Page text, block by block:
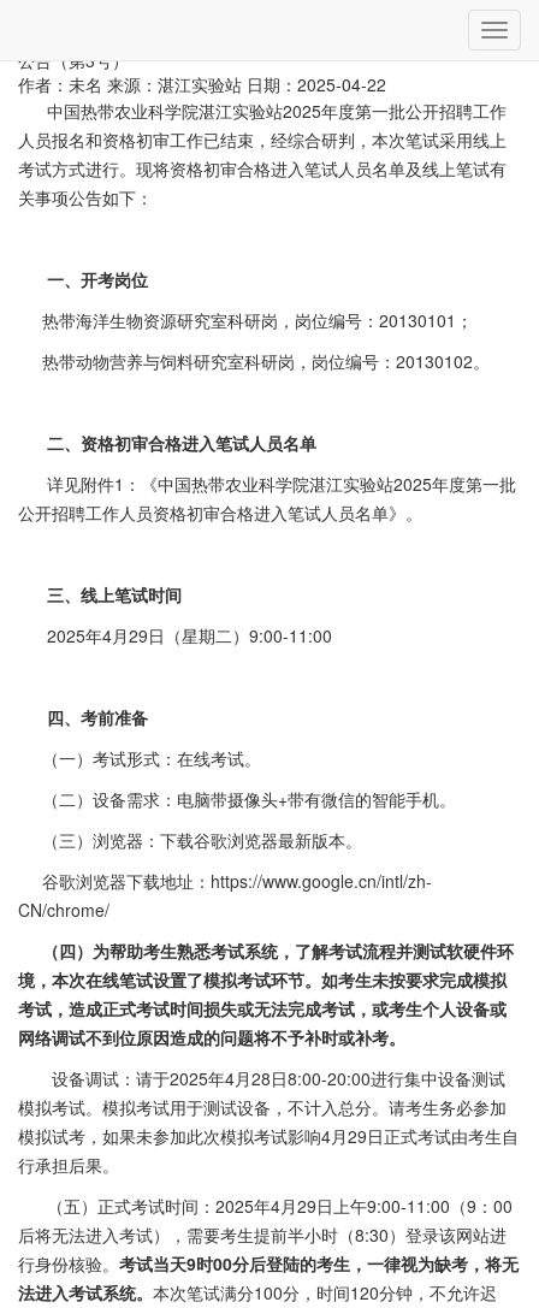
切
换
航
中国热带农业科学院湛江实验站2025年度第一批公开招聘工作人员
公告（第3号）
作者：未名 来源：湛江实验站 日期：2025-04-22
中国热带农业科学院湛江实验站2025年度第一批公开招聘工作
人员报名和资格初审工作已结束，经综合研判，本次笔试采用线上
考试方式进行。现将资格初审合格进入笔试人员名单及线上笔试有
关事项公告如下：
一、开考岗位
热带海洋生物资源研究室科研岗，岗位编号：20130101；
热带动物营养与饲料研究室科研岗，岗位编号：20130102。
二、资格初审合格进入笔试人员名单
详见附件1：《中国热带农业科学院湛江实验站2025年度第一批
公开招聘工作人员资格初审合格进入笔试人员名单》。
三、线上笔试时间
2025年4月29日（星期二）9:00-11:00
四、考前准备
（一）考试形式：在线考试。
（二）设备需求：电脑带摄像头+带有微信的智能手机。
（三）浏览器：下载谷歌浏览器最新版本。
谷歌浏览器下载地址：https://www.google.cn/intl/zh-
CN/chrome/
（四）为帮助考生熟悉考试系统，了解考试流程并测试软硬件环
境，本次在线笔试设置了模拟考试环节。如考生未按要求完成模拟
考试，造成正式考试时间损失或无法完成考试，或考生个人设备或
网络调试不到位原因造成的问题将不予补时或补考。
设备调试：请于2025年4月28日8:00-20:00进行集中设备测试
模拟考试。模拟考试用于测试设备，不计入总分。请考生务必参加
模拟试考，如果未参加此次模拟考试影响4月29日正式考试由考生自
行承担后果。
（五）正式考试时间：2025年4月29日上午9:00-11:00（9：00
后将无法进入考试），需要考生提前半小时（8:30）登录该网站进
行身份核验。 考试当天9时00分后登陆的考生，一律视为缺考，将无
法进入考试系统。 本次笔试满分100分，时间120分钟，不允许迟